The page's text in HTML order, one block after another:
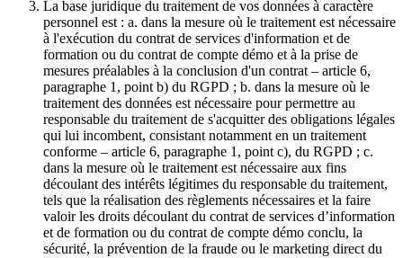
La base juridique du traitement de vos données à caractère
personnel est : a. dans la mesure où le traitement est nécessaire
à l'exécution du contrat de services d'information et de
formation ou du contrat de compte démo et à la prise de
mesures préalables à la conclusion d'un contrat – article 6,
paragraphe 1, point b) du RGPD ; b. dans la mesure où le
traitement des données est nécessaire pour permettre au
responsable du traitement de s'acquitter des obligations légales
qui lui incombent, consistant notamment en un traitement
conforme – article 6, paragraphe 1, point c), du RGPD ; c.
dans la mesure où le traitement est nécessaire aux fins
découlant des intérêts légitimes du responsable du traitement,
tels que la réalisation des règlements nécessaires et la faire
valoir les droits découlant du contrat de services d’information
et de formation ou du contrat de compte démo conclu, la
sécurité, la prévention de la fraude ou le marketing direct du